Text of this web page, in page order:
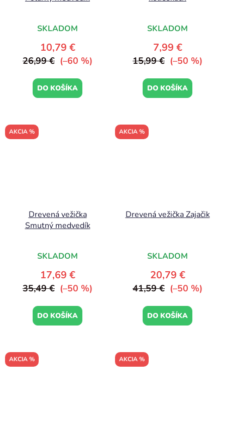
SKLADOM
10,79 €
26,99 € (–60 %)
DO KOŠÍKA
SKLADOM
7,99 €
15,99 € (–50 %)
DO KOŠÍKA
AKCIA %
Drevená vežička
Smutný medvedík
SKLADOM
17,69 €
35,49 € (–50 %)
DO KOŠÍKA
AKCIA %
Drevená vežička Zajačik
SKLADOM
20,79 €
41,59 € (–50 %)
DO KOŠÍKA
AKCIA % AKCIA %